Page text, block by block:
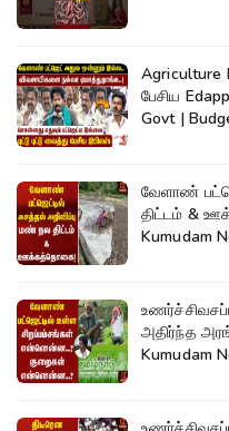
Agriculture
பேசிய
Govt |
வேளாண்
திட்டம் &
Kumudam
அதிர்ந்த
Kumudam